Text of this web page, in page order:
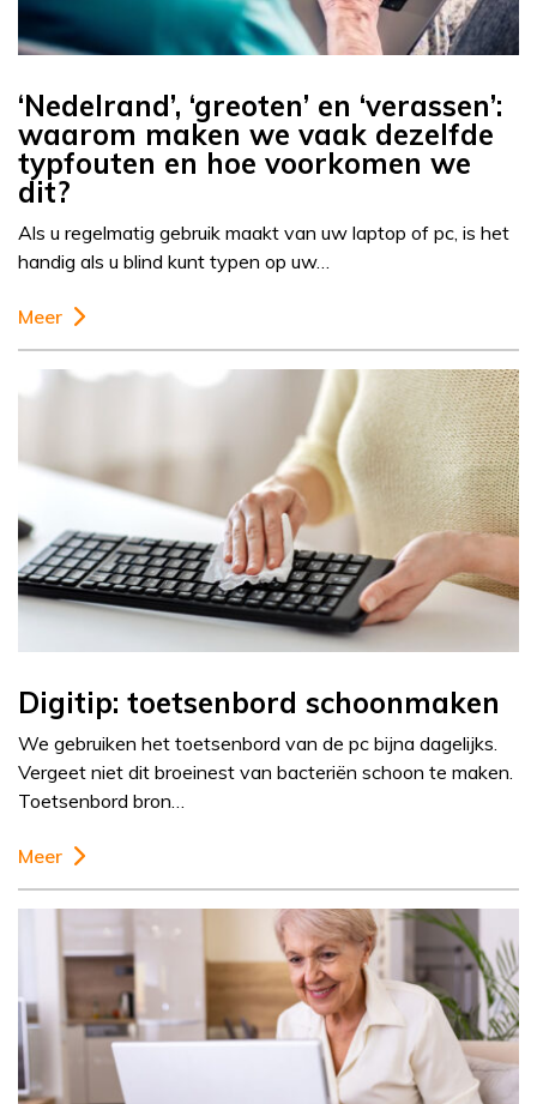
‘Nedelrand’, ‘greoten’ en ‘verassen’:
waarom maken we vaak dezelfde
typfouten en hoe voorkomen we
dit?
Als u regelmatig gebruik maakt van uw laptop of pc, is het
handig als u blind kunt typen op uw…
Meer
Digitip: toetsenbord schoonmaken
We gebruiken het toetsenbord van de pc bijna dagelijks.
Vergeet niet dit broeinest van bacteriën schoon te maken.
Toetsenbord bron…
Meer